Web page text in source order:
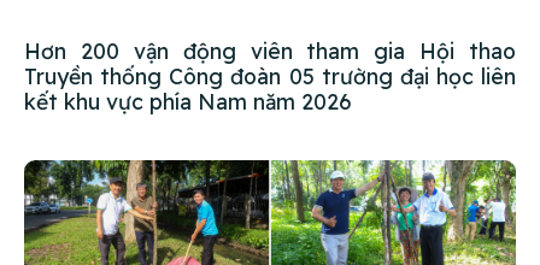
Hơn 200 vận động viên tham gia Hội thao
Truyền thống Công đoàn 05 trường đại học liên
kết khu vực phía Nam năm 2026